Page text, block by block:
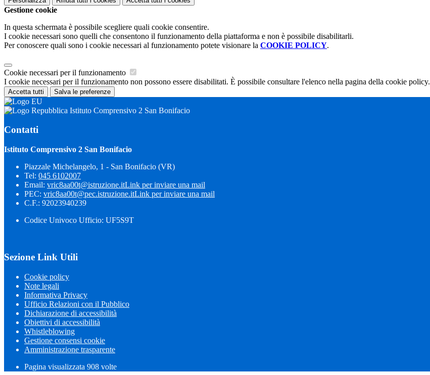
Gestione cookie
In questa schermata è possibile scegliere quali cookie consentire.
I cookie necessari sono quelli che consentono il funzionamento della piattaforma e non è possibile disabilitarli.
Per conoscere quali sono i cookie necessari al funzionamento potete visionare la COOKIE POLICY.
Cookie necessari per il funzionamento
I cookie necessari per il funzionamento non possono essere disabilitati. È possibile consultare l'elenco nella pagina della cookie policy.
Accetta tutti Salva le preferenze
Istituto Comprensivo 2 San Bonifacio
Contatti
Istituto Comprensivo 2 San Bonifacio
Piazzale Michelangelo, 1 - San Bonifacio (VR)
Tel: 045 6102007
Email: vric8aa00t@istruzione.itLink per inviare una mail
PEC: vric8aa00t@pec.istruzione.itLink per inviare una mail
C.F.: 92023940239
Codice Univoco Ufficio: UF5S9T
Sezione Link Utili
Cookie policy
Note legali
Informativa Privacy
Ufficio Relazioni con il Pubblico
Dichiarazione di accessibilità
Obiettivi di accessibilità
Whistleblowing
Gestione consensi cookie
Amministrazione trasparente
Pagina visualizzata 908 volte